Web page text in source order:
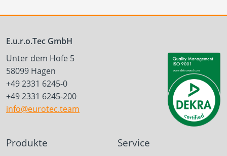
E.u.r.o.Tec GmbH
Unter dem Hofe 5
58099 Hagen
+49 2331 6245-0
+49 2331 6245-200
info@eurotec.team
Produkte Service